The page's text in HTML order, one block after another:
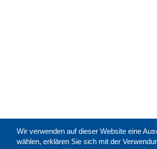
Wir verwenden auf dieser Website eine
wählen, erklären Sie sich mit der